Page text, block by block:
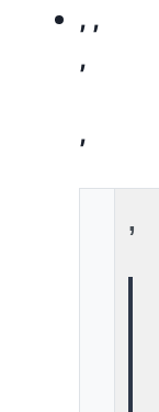
, ,
,
,
,